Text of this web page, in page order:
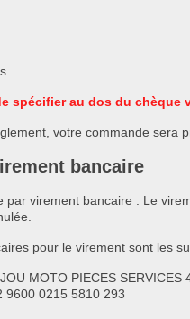
spécifier au dos du chèque
votre commande sera
bancaire
par virement bancaire : Le
pour le virement sont les
MOTO PIECES SERVICES
9600 0215 5810 293